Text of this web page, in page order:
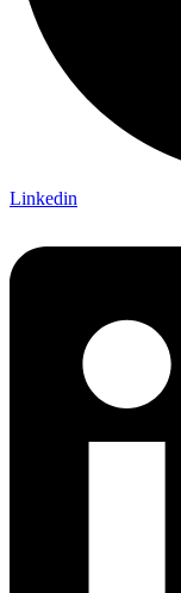
Linkedin